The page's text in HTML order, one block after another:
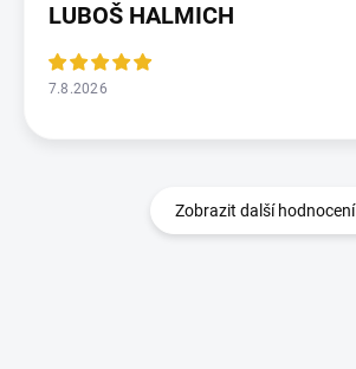
LUBOŠ HALMICH
7.8.2026
Zobrazit další hodnocení